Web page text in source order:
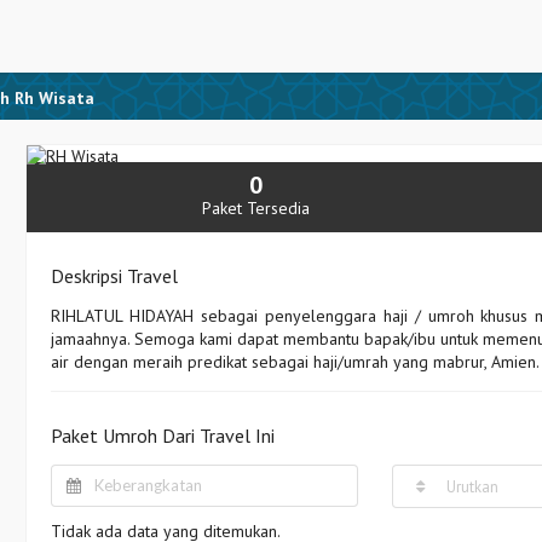
Rh Wisata
0
Paket Tersedia
Deskripsi Travel
RIHLATUL HIDAYAH sebagai penyelenggara haji / umroh
jamaahnya. Semoga kami dapat membantu bapak/ibu untuk
air dengan meraih predikat sebagai haji/umrah yang mabrur, Amien.
Paket Umroh Dari Travel Ini
Urutkan
Tidak ada data yang ditemukan.